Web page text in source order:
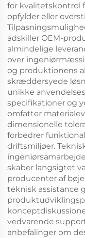
for kvalitetskontrol
opfylder eller
adskiller OEM-
almindelige
over
og produktionens
skræddersyede
unikke
specifikationer og
omfatter
dimensionelle
forbedrer
driftsmiljøer.
skaber langsigtet
producenter af
teknisk assistance
vedvarende
anbefalinger om